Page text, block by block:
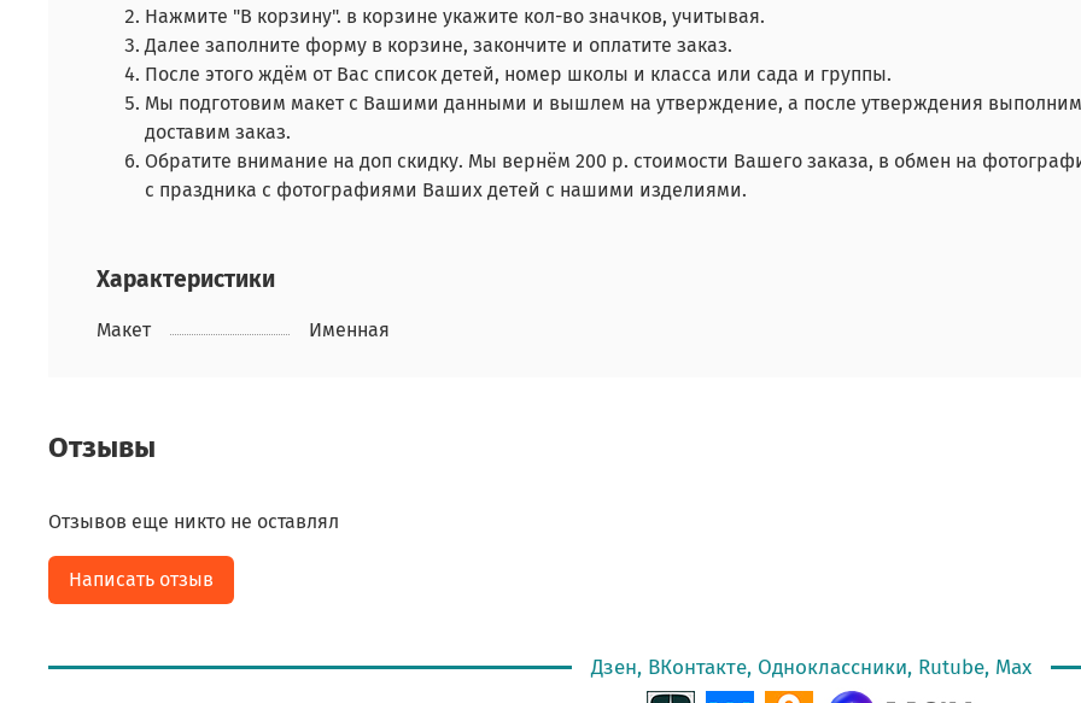
Нажмите "В корзину". в корзине укажите кол-во значков, учитывая.
Далее заполните форму в корзине, закончите и оплатите заказ.
После этого ждём от Вас список детей, номер школы и класса или сада и группы.
Мы подготовим макет с Вашими данными и вышлем на утверждение, а после утверждения
доставим заказ.
Обратите внимание на доп скидку. Мы вернём 200 р. стоимости Вашего заказа, в обмен на
с праздника с фотографиями Ваших детей с нашими изделиями.
Характеристики
Макет Именная
Отзывы
Отзывов еще никто не оставлял
Написать отзыв
Дзен, ВКонтакте, Одноклассники, Rutube, Max